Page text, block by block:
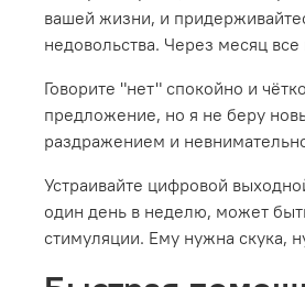
вашей жизни, и
недовольства. Через месяц
Говорите "нет" спокойно и
предложение, но я не беру
раздражением и
Устраивайте цифровой
один день в неделю, может
стимуляции. Ему нужна скука,